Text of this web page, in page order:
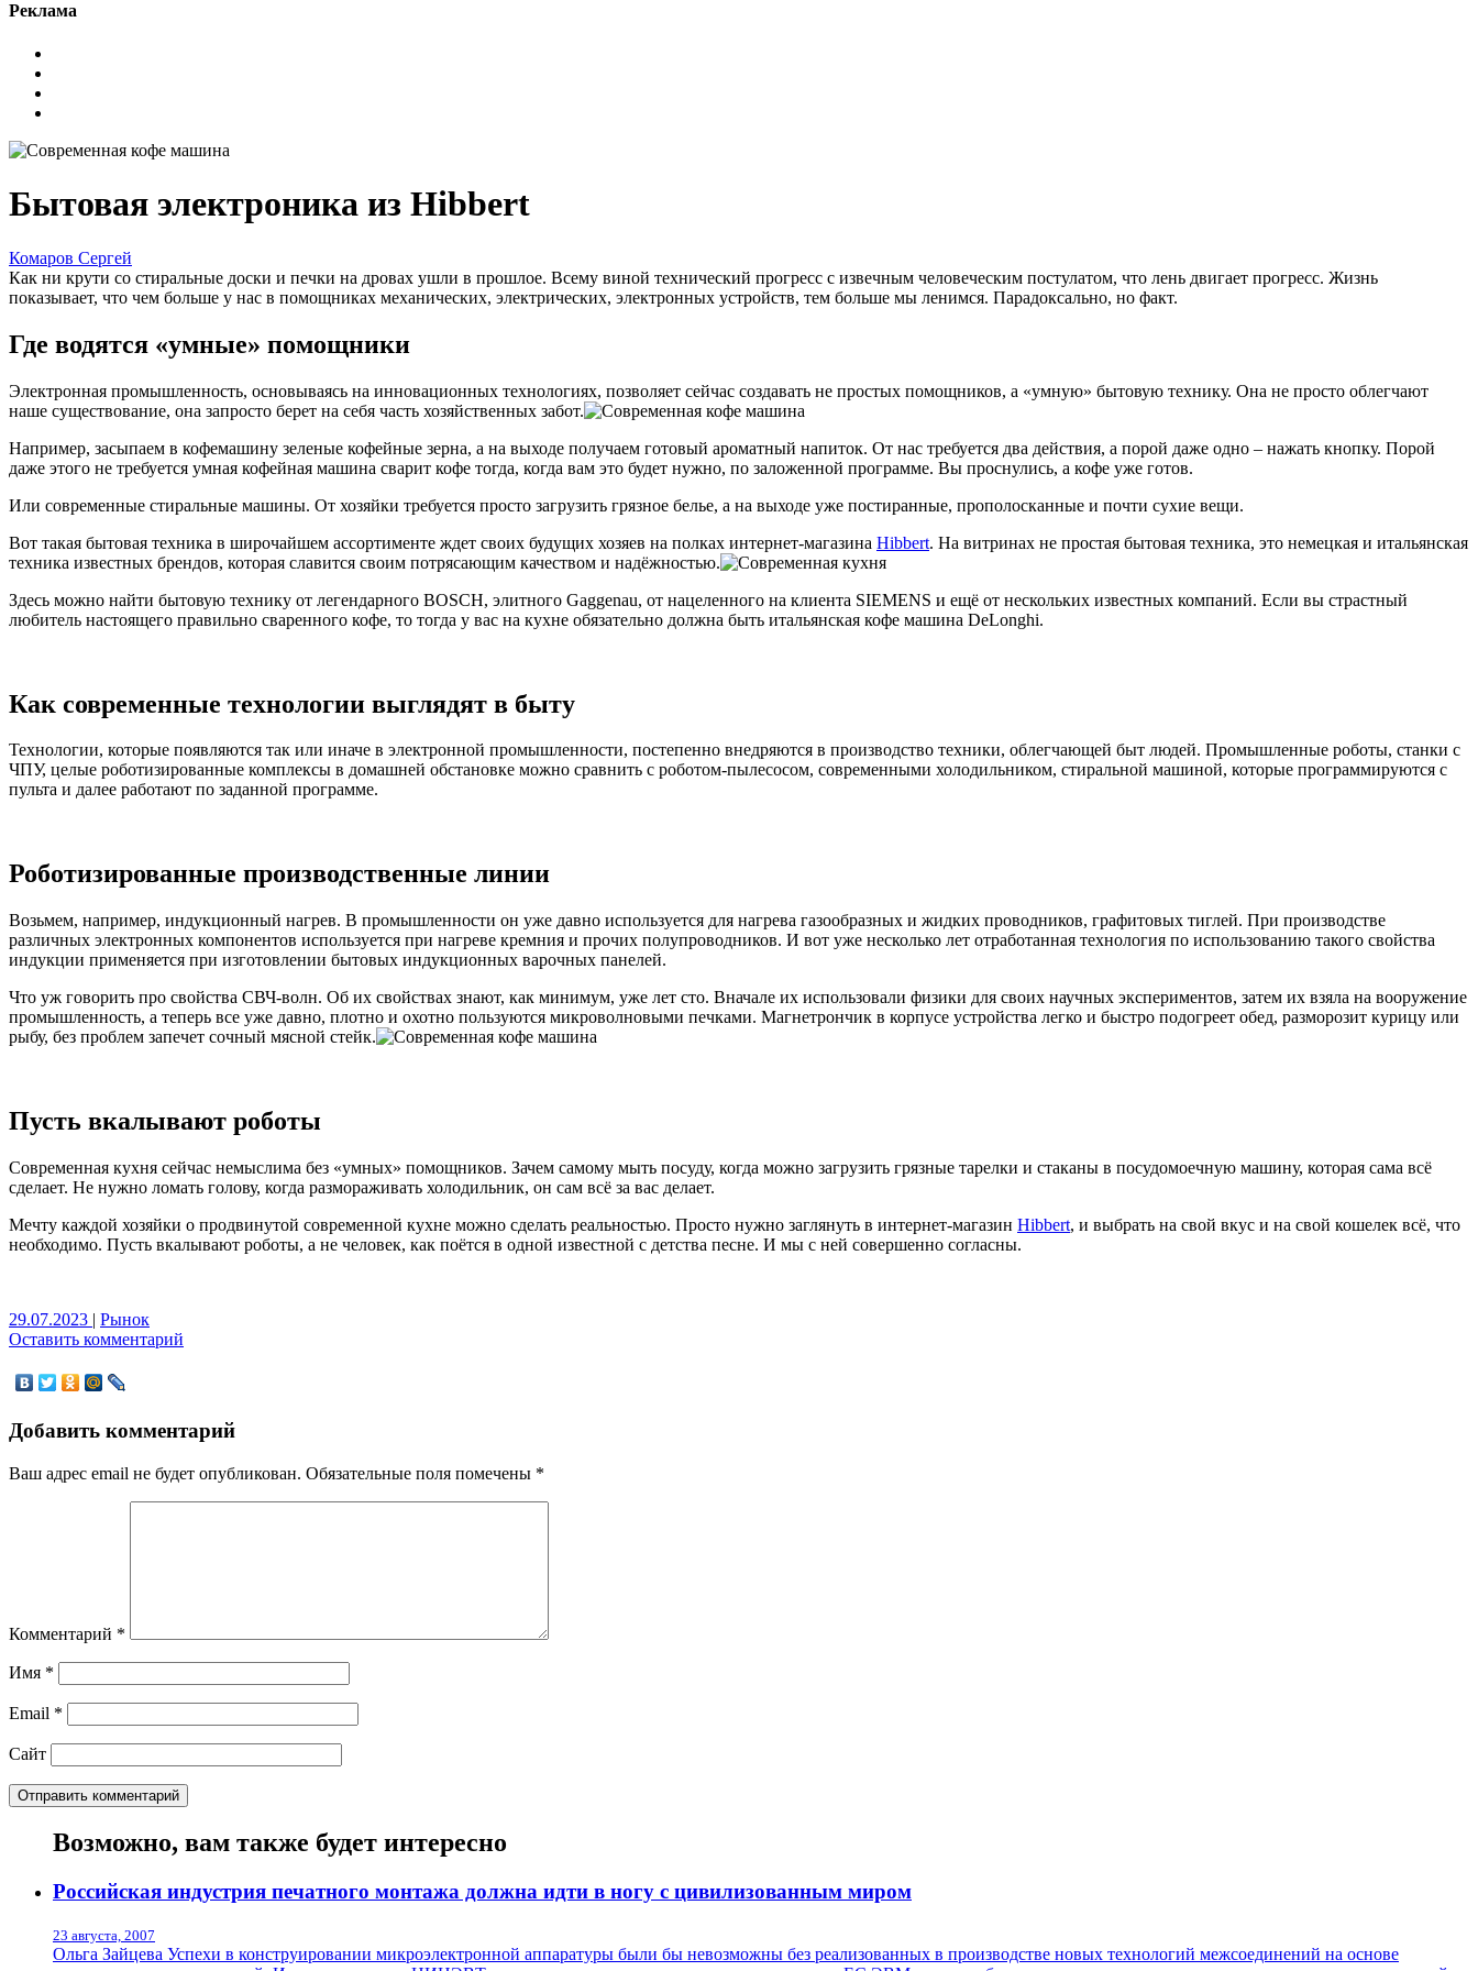
Реклама
Бытовая электроника из Hibbert
Комаров Сергей
Как ни крути со стиральные доски и печки на дровах ушли в прошлое. Всему виной технический прогресс с извечным человеческим постулатом, что лень двигает прогресс. Жизнь
показывает, что чем больше у нас в помощниках механических, электрических, электронных устройств, тем больше мы ленимся. Парадоксально, но факт.
Где водятся «умные» помощники
Электронная промышленность, основываясь на инновационных технологиях, позволяет сейчас создавать не простых помощников, а «умную» бытовую технику. Она не просто облегчают
наше существование, она запросто берет на себя часть хозяйственных забот.
Например, засыпаем в кофемашину зеленые кофейные зерна, а на выходе получаем готовый ароматный напиток. От нас требуется два действия, а порой даже одно – нажать кнопку. Порой
даже этого не требуется умная кофейная машина сварит кофе тогда, когда вам это будет нужно, по заложенной программе. Вы проснулись, а кофе уже готов.
Или современные стиральные машины. От хозяйки требуется просто загрузить грязное белье, а на выходе уже постиранные, прополосканные и почти сухие вещи.
Вот такая бытовая техника в широчайшем ассортименте ждет своих будущих хозяев на полках интернет-магазина Hibbert. На витринах не простая бытовая техника, это немецкая и итальянская
техника известных брендов, которая славится своим потрясающим качеством и надёжностью.
Здесь можно найти бытовую технику от легендарного BOSCH, элитного Gaggenau, от нацеленного на клиента SIEMENS и ещё от нескольких известных компаний. Если вы страстный
любитель настоящего правильно сваренного кофе, то тогда у вас на кухне обязательно должна быть итальянская кофе машина DeLonghi.
Как современные технологии выглядят в быту
Технологии, которые появляются так или иначе в электронной промышленности, постепенно внедряются в производство техники, облегчающей быт людей. Промышленные роботы, станки с
ЧПУ, целые роботизированные комплексы в домашней обстановке можно сравнить с роботом-пылесосом, современными холодильником, стиральной машиной, которые программируются с
пульта и далее работают по заданной программе.
Роботизированные производственные линии
Возьмем, например, индукционный нагрев. В промышленности он уже давно используется для нагрева газообразных и жидких проводников, графитовых тиглей. При производстве
различных электронных компонентов используется при нагреве кремния и прочих полупроводников. И вот уже несколько лет отработанная технология по использованию такого свойства
индукции применяется при изготовлении бытовых индукционных варочных панелей.
Что уж говорить про свойства СВЧ-волн. Об их свойствах знают, как минимум, уже лет сто. Вначале их использовали физики для своих научных экспериментов, затем их взяла на вооружение
промышленность, а теперь все уже давно, плотно и охотно пользуются микроволновыми печками. Магнетрончик в корпусе устройства легко и быстро подогреет обед, разморозит курицу или
рыбу, без проблем запечет сочный мясной стейк.
Пусть вкалывают роботы
Современная кухня сейчас немыслима без «умных» помощников. Зачем самому мыть посуду, когда можно загрузить грязные тарелки и стаканы в посудомоечную машину, которая сама всё
сделает. Не нужно ломать голову, когда размораживать холодильник, он сам всё за вас делает.
Мечту каждой хозяйки о продвинутой современной кухне можно сделать реальностью. Просто нужно заглянуть в интернет-магазин Hibbert, и выбрать на свой вкус и на свой кошелек всё, что
необходимо. Пусть вкалывают роботы, а не человек, как поётся в одной известной с детства песне. И мы с ней совершенно согласны.
29.07.2023 | Рынок
Оставить комментарий
Добавить комментарий
Ваш адрес email не будет опубликован. Обязательные поля помечены *
Комментарий *
Имя *
Email *
Сайт
Возможно, вам также будет интересно
Российская индустрия печатного монтажа должна идти в ногу с цивилизованным миром
23 августа, 2007
Ольга Зайцева Успехи в конструировании микроэлектронной аппаратуры были бы невозможны без реализованных в производстве новых технологий межсоединений на основе